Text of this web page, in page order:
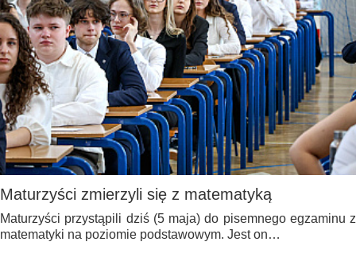
Maturzyści zmierzyli się z matematyką
Maturzyści przystąpili dziś (5 maja) do pisemnego egzaminu z
matematyki na poziomie podstawowym. Jest on…